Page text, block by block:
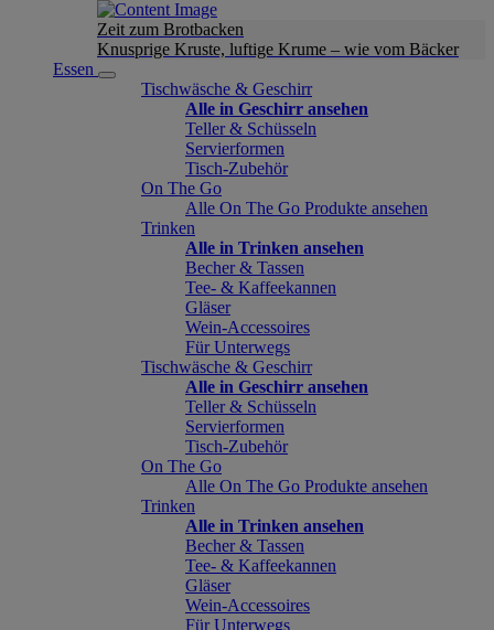
Zeit zum Brotbacken
Knusprige Kruste, luftige Krume – wie vom Bäcker
Essen
Tischwäsche & Geschirr
Alle in Geschirr ansehen
Teller & Schüsseln
Servierformen
Tisch-Zubehör
On The Go
Alle On The Go Produkte ansehen
Trinken
Alle in Trinken ansehen
Becher & Tassen
Tee- & Kaffeekannen
Gläser
Wein-Accessoires
Für Unterwegs
Tischwäsche & Geschirr
Alle in Geschirr ansehen
Teller & Schüsseln
Servierformen
Tisch-Zubehör
On The Go
Alle On The Go Produkte ansehen
Trinken
Alle in Trinken ansehen
Becher & Tassen
Tee- & Kaffeekannen
Gläser
Wein-Accessoires
Für Unterwegs